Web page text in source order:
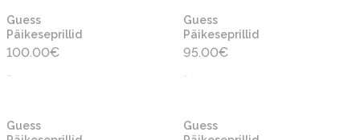
Guess
Päikeseprillid
100.00€
-
Guess
Päikeseprillid
95.00€
-
Guess
Guess